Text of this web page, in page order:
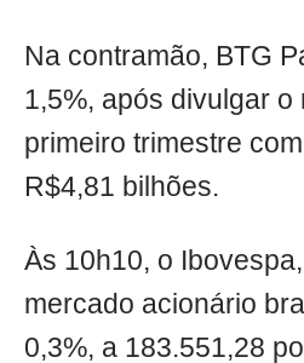
Na contramão, BTG
1,5%, após divulgar o
primeiro trimestre
R$4,81 bilhões.
Às 10h10, o
mercado acionário
0,3%, a 183.551,28